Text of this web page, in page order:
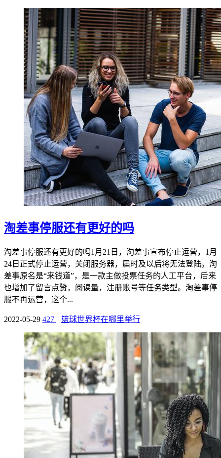
淘差事停服还有更好的吗
淘差事停服还有更好的吗1月21日，淘差事宣布停止运营，1月
24日正式停止运营，关闭服务器，届时及以后将无法登陆。淘
差事原名是“来钱道”，是一款主做投票任务的人工平台，后来
也增加了留言点赞，阅读量，注册账号等任务类型。淘差事停
服不再运营，这个...
2022-05-29 427 篮球世界杯在哪里举行